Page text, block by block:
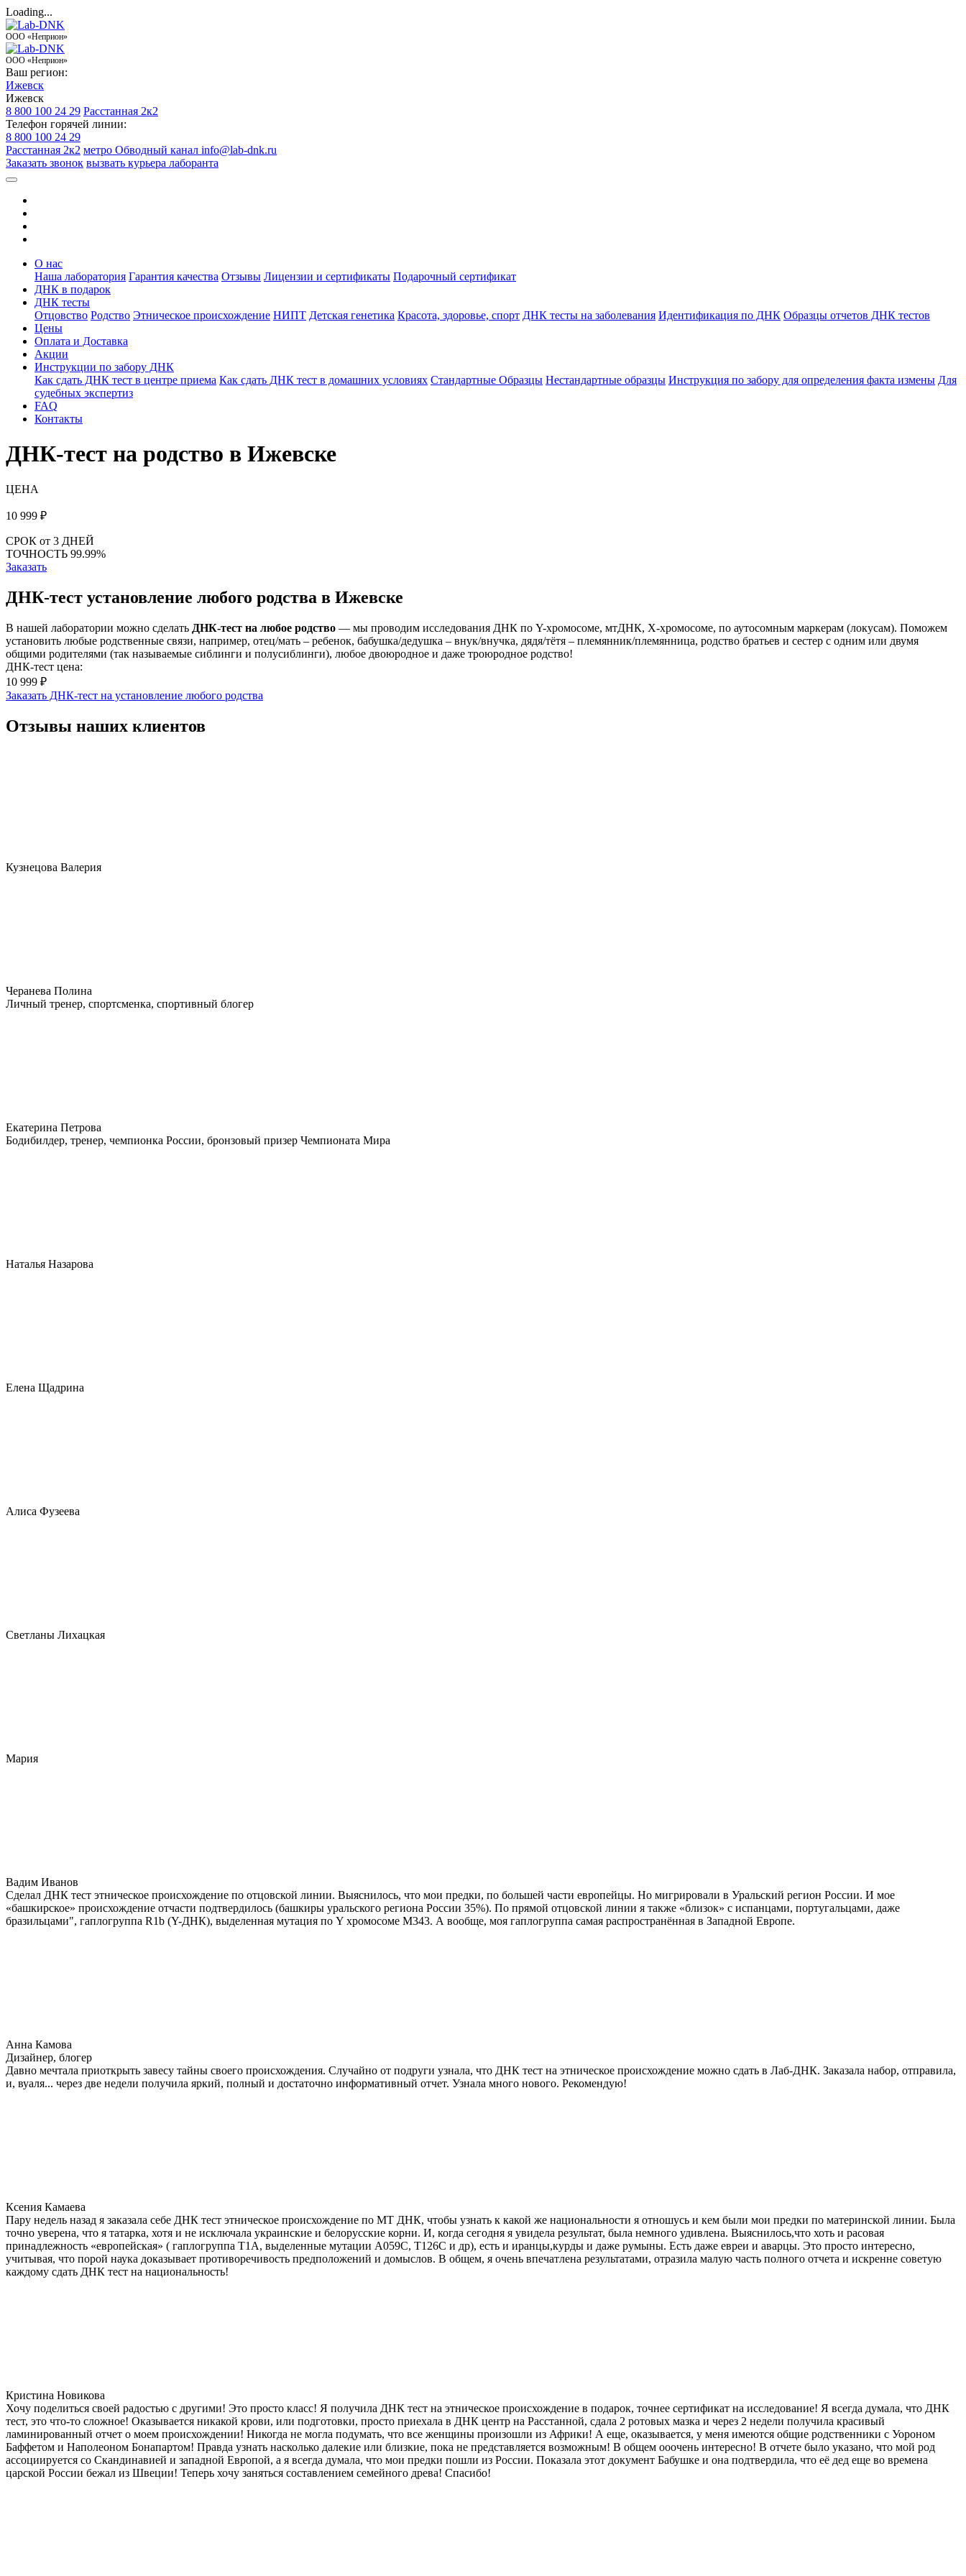
Loading...
ООО «Неприон»
ООО «Неприон»
Ваш регион:
Ижевск
Ижевск
8 800 100 24 29 Расстанная 2к2
Телефон горячей линии:
8 800 100 24 29
Расстанная 2к2 метро Обводный канал info@lab-dnk.ru
Заказать звонок вызвать курьера лаборанта
О нас
Наша лаборатория Гарантия качества Отзывы Лицензии и сертификаты Подарочный сертификат
ДНК в подарок
ДНК тесты
Отцовство Родство Этническое происхождение НИПТ Детская генетика Красота, здоровье, спорт ДНК тесты на заболевания Идентификация по ДНК Образцы отчетов ДНК тестов
Цены
Оплата и Доставка
Акции
Инструкции по забору ДНК
Как сдать ДНК тест в центре приема Как сдать ДНК тест в домашних условиях Стандартные Образцы Нестандартные образцы Инструкция по забору для определения факта измены Для
судебных экспертиз
FAQ
Контакты
ДНК-тест на родство в Ижевске
ЦЕНА
10 999 ₽
СРОК от 3 ДНЕЙ
ТОЧНОСТЬ 99.99%
Заказать
ДНК-тест установление любого родства в Ижевске
В нашей лаборатории можно сделать ДНК-тест на любое родство — мы проводим исследования ДНК по Y-хромосоме, мтДНК, X-хромосоме, по аутосомным маркерам (локусам). Поможем
установить любые родственные связи, например, отец/мать – ребенок, бабушка/дедушка – внук/внучка, дядя/тётя – племянник/племянница, родство братьев и сестер с одним или двумя
общими родителями (так называемые сиблинги и полусиблинги), любое двоюродное и даже троюродное родство!
ДНК-тест цена:
10 999 ₽
Заказать ДНК-тест на установление любого родства
Отзывы наших клиентов
Кузнецова Валерия
Черанева Полина
Личный тренер, спортсменка, спортивный блогер
Екатерина Петрова
Бодибилдер, тренер, чемпионка России, бронзовый призер Чемпионата Мира
Наталья Назарова
Елена Щадрина
Алиса Фузеева
Светланы Лихацкая
Мария
Вадим Иванов
Сделал ДНК тест этническое происхождение по отцовской линии. Выяснилось, что мои предки, по большей части европейцы. Но мигрировали в Уральский регион России. И мое
«башкирское» происхождение отчасти подтвердилось (башкиры уральского региона России 35%). По прямой отцовской линии я также «близок» с испанцами, португальцами, даже
бразильцами", гаплогруппа R1b (Y-ДНК), выделенная мутация по Y хромосоме М343. А вообще, моя гаплогруппа самая распространённая в Западной Европе.
Анна Камова
Дизайнер, блогер
Давно мечтала приоткрыть завесу тайны своего происхождения. Случайно от подруги узнала, что ДНК тест на этническое происхождение можно сдать в Лаб-ДНК. Заказала набор, отправила,
и, вуаля... через две недели получила яркий, полный и достаточно информативный отчет. Узнала много нового. Рекомендую!
Ксения Камаева
Пару недель назад я заказала себе ДНК тест этническое происхождение по МТ ДНК, чтобы узнать к какой же национальности я отношусь и кем были мои предки по материнской линии. Была
точно уверена, что я татарка, хотя и не исключала украинские и белорусские корни. И, когда сегодня я увидела результат, была немного удивлена. Выяснилось,что хоть и расовая
принадлежность «европейская» ( гаплогруппа T1A, выделенные мутации A059C, T126C и др), есть и иранцы,курды и даже румыны. Есть даже евреи и аварцы. Это просто интересно,
учитывая, что порой наука доказывает противоречивость предположений и домыслов. В общем, я очень впечатлена результатами, отразила малую часть полного отчета и искренне советую
каждому сдать ДНК тест на национальность!
Кристина Новикова
Хочу поделиться своей радостью с другими! Это просто класс! Я получила ДНК тест на этническое происхождение в подарок, точнее сертификат на исследование! Я всегда думала, что ДНК
тест, это что-то сложное! Оказывается никакой крови, или подготовки, просто приехала в ДНК центр на Расстанной, сдала 2 ротовых мазка и через 2 недели получила красивый
ламинированный отчет о моем происхождении! Никогда не могла подумать, что все женщины произошли из Африки! А еще, оказывается, у меня имеются общие родственники с Уороном
Баффетом и Наполеоном Бонапартом! Правда узнать насколько далекие или близкие, пока не представляется возможным! В общем ооочень интересно! В отчете было указано, что мой род
ассоциируется со Скандинавией и западной Европой, а я всегда думала, что мои предки пошли из России. Показала этот документ Бабушке и она подтвердила, что её дед еще во времена
царской России бежал из Швеции! Теперь хочу заняться составлением семейного древа! Спасибо!